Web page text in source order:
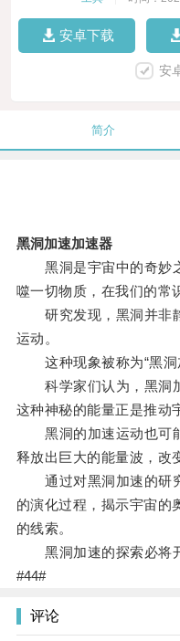
安卓下载
安
简介
黑洞加速加速器
黑洞是宇宙中的奇妙之
噬一切物质，在我们的常
研究发现，黑洞并非静
运动。
这种现象被称为“黑洞
科学家们认为，黑洞加
这种神秘的能量正是推动
黑洞的加速运动也可能
释放出巨大的能量波，改
通过对黑洞加速的研究
的演化过程，揭示宇宙的
的线索。
黑洞加速的探索必将开
#44#
评论